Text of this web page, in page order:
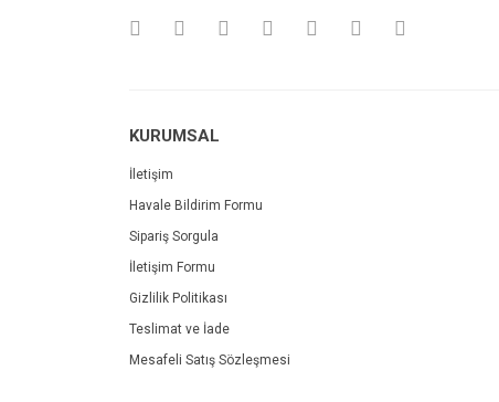
KURUMSAL
İletişim
Havale Bildirim Formu
Sipariş Sorgula
İletişim Formu
Gizlilik Politikası
Teslimat ve İade
Mesafeli Satış Sözleşmesi